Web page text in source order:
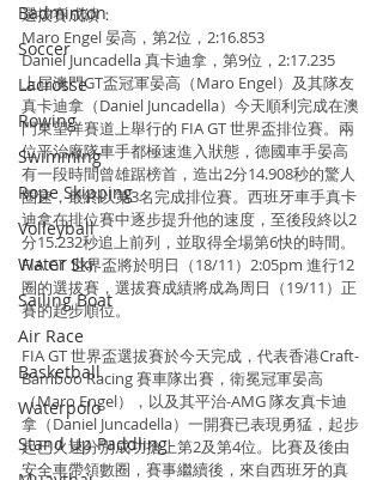
Badminton
Soccer
Lacrosse
Rowing
Swimming
Rope Skipping
Volleyball
Water Ski
Sailing Boat
Air Race
Basketball
Waterpolo
Stand Up Paddling
選拔賽成績：
Maro Engel 晏高，第2位，2:16.853
Daniel Juncadella 真卡迪拿，第9位，2:17.235
上屆澳門GT盃冠軍晏高（Maro Engel）及其隊友
真卡迪拿（Daniel Juncadella）今天順利完成在澳
門東望洋賽道上舉行的 FIA GT 世界盃排位賽。兩
位平治廠隊車手都極速進入狀態，德國車手晏高
有一段時間曾雄踞榜首，造出2分14.908秒的驚人
圈速，最終以第3名完成排位賽。西班牙車手真卡
迪拿在排位賽中逐步提升他的速度，至後段終以2
分15.232秒追上前列，並取得全場第6快的時間。
FIA GT 世界盃將於明日（18/11）2:05pm 進行12
圈的選拔賽，選拔賽成績將成為周日（19/11）正
賽的起步順位。
FIA GT 世界盃選拔賽於今天完成，代表香港Craft-
Bamboo Racing 賽車隊出賽，衛冕冠軍晏高
（Maro Engel），以及其平治-AMG 隊友真卡迪
拿（Daniel Juncadella）一開賽已表現勇猛，起步
起已火速分別成功搶上第2及第4位。比賽及後由
安全車帶領數圈，賽事繼續後，來自西班牙的真